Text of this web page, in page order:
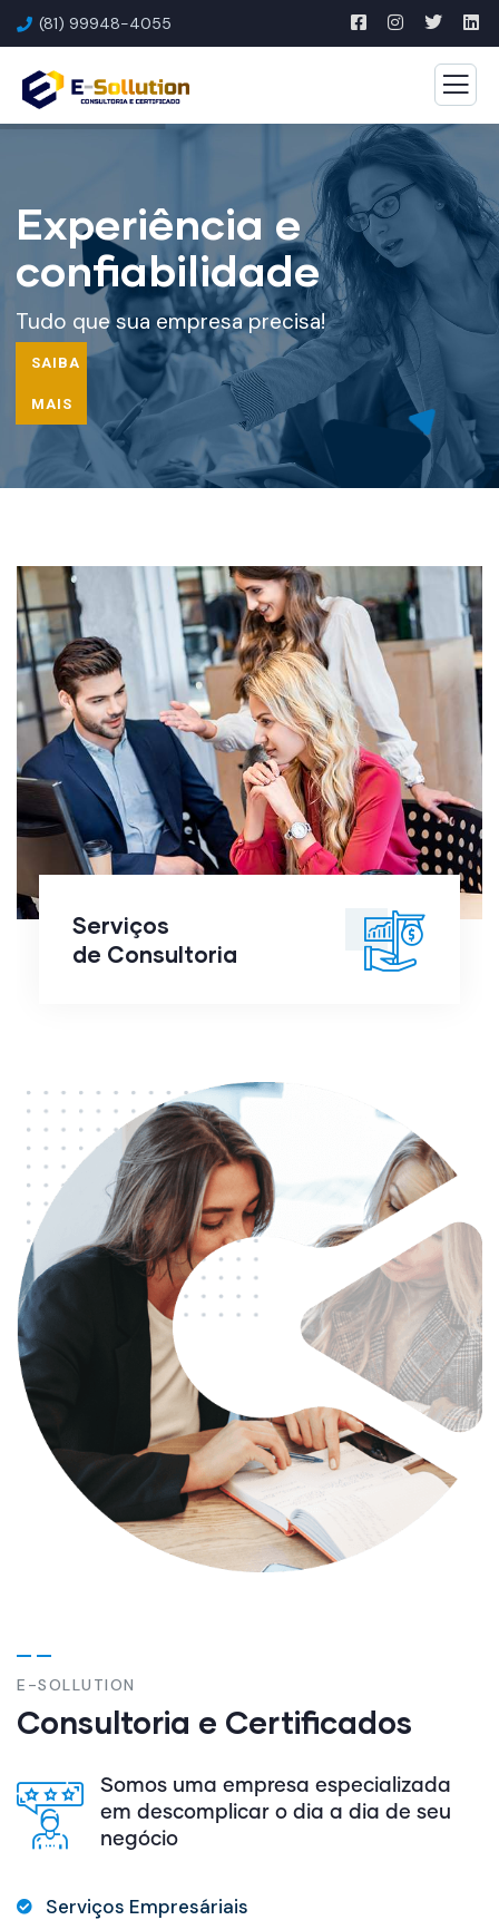
(81) 99948-4055
Experiência e
confiabilidade
SAIBA
MAIS
Tudo que sua empresa precisa!
Serviços
de Consultoria
Serviçosde
Consultoria
E-SOLLUTION
Consultoria e Certificados
Somos uma empresa especializada
em descomplicar o dia a dia de seu
negócio
Serviços Empresáriais